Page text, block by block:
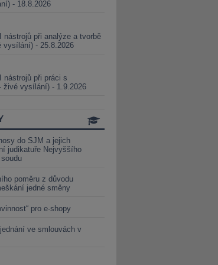
- 18.8.2026
při analýze a tvorbě
vysílání) - 25.8.2026
nástrojů při práci s
živé vysílání) - 1.9.2026
do SJM a jejich
judikatuře Nejvyššího
soudu
poměru z důvodu
jedné směny
pro e-shopy
ve smlouvách v